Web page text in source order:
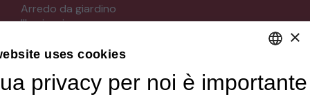
Arredo da giardino
Illuminazione
Mobili
Orologeria
Quadri stampe
DEFAULT LANGUAGE
ITALIAN
×
uses cookies
privacy per noi è importante